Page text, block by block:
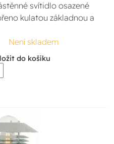
svítidlo osazené
kulatou základnou a
Není skladem
do košíku